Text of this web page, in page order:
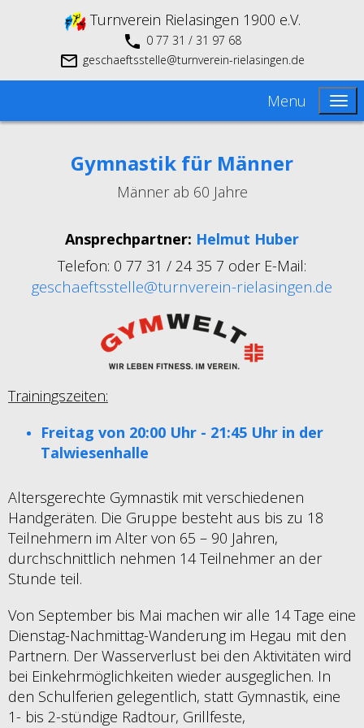
Turnverein Rielasingen 1900 e.V.
0 77 31 / 31 97 68
geschaeftsstelle@turnverein-rielasingen.de
Menu
Gymnastik für Männer
Männer ab 60 Jahre
Ansprechpartner: Helmut Huber
Telefon: 0 77 31 / 24 35 7 oder E-Mail:
geschaeftsstelle@turnverein-rielasingen.de
Trainingszeiten:
Freitag von 20:00 Uhr - 21:45 Uhr in der
Talwiesenhalle
Altersgerechte Gymnastik mit verschiedenen
Handgeräten. Die Gruppe besteht aus bis zu 18
Teilnehmern im Alter von 65 – 90 Jahren,
durchschnittlich nehmen 14 Teilnehmer an der
Stunde teil.
Von September bis Mai machen wir alle 14 Tage eine
Dienstag-Nachmittag-Wanderung im Hegau mit den
Partnern. Der Wasserverlust bei den Aktivitäten wird
bei Einkehrmöglichkeiten wieder ausgeglichen. In
den Schulferien gelegentlich, statt Gymnastik, eine
1- bis 2-stündige Radtour, Grillfeste,